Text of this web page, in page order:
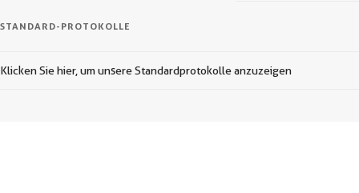
STANDARD-PROTOKOLLE
Klicken Sie hier, um unsere Standardprotokolle anzuzeigen